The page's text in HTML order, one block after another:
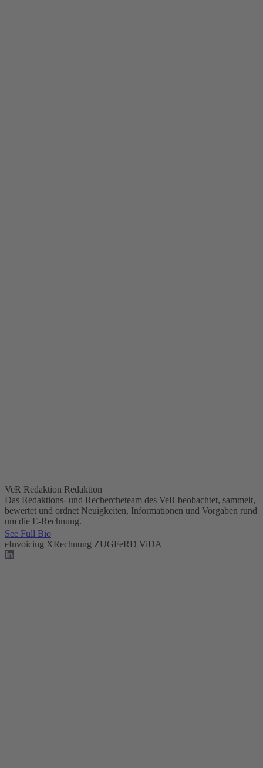
VeR Redaktion Redaktion
Das Redaktions- und Rechercheteam des VeR beobachtet, sammelt,
bewertet und ordnet Neuigkeiten, Informationen und Vorgaben rund
um die E-Rechnung.
See Full Bio
eInvoicing XRechnung ZUGFeRD ViDA